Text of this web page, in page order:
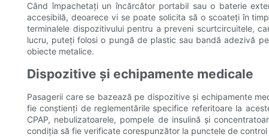
Când împachetați un încărcător portabil sau o baterie
accesibilă, deoarece vi se poate solicita să o scoateți în
terminalele dispozitivului pentru a preveni scurtcircuitele,
lucru, puteți folosi o pungă de plastic sau bandă adezivă
obiecte metalice.
Dispozitive și echipamente medicale
Pasagerii care se bazează pe dispozitive și echipamente
fie conștienți de reglementările specifice referitoare la
CPAP, nebulizatoarele, pompele de insulină și
condiția să fie verificate corespunzător la punctele de